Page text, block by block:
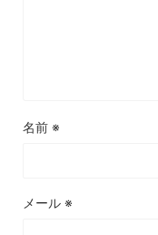
名前 ※
メール ※